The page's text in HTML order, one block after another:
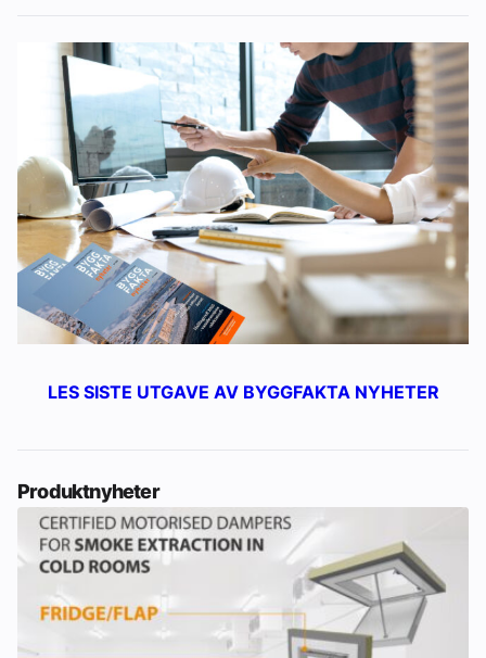
LES SISTE UTGAVE AV BYGGFAKTA NYHETER
Produktnyheter